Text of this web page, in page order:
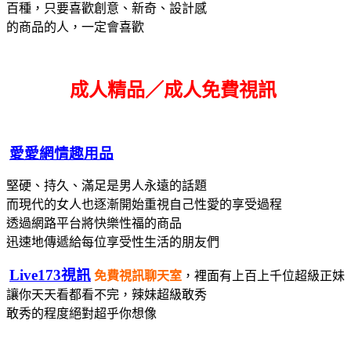
百種，只要喜歡創意、新奇、設計感
的商品的人，一定會喜歡
成人精品／成人免費視訊
愛愛網情趣用品
堅硬、持久、滿足是男人永遠的話題
而現代的女人也逐漸開始重視自己性愛的享受過程
透過網路平台將快樂性福的商品
迅速地傳遞給每位享受性生活的朋友們
Live173視訊 免費視訊聊天室 ，裡面有上百上千位超級正妹
讓你天天看都看不完，辣妹超級敢秀
敢秀的程度絕對超乎你想像